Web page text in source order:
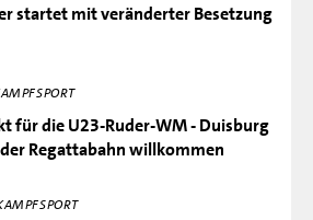
startet mit veränderter Besetzung
für die U23-Ruder-WM - Duisburg
Regattabahn willkommen